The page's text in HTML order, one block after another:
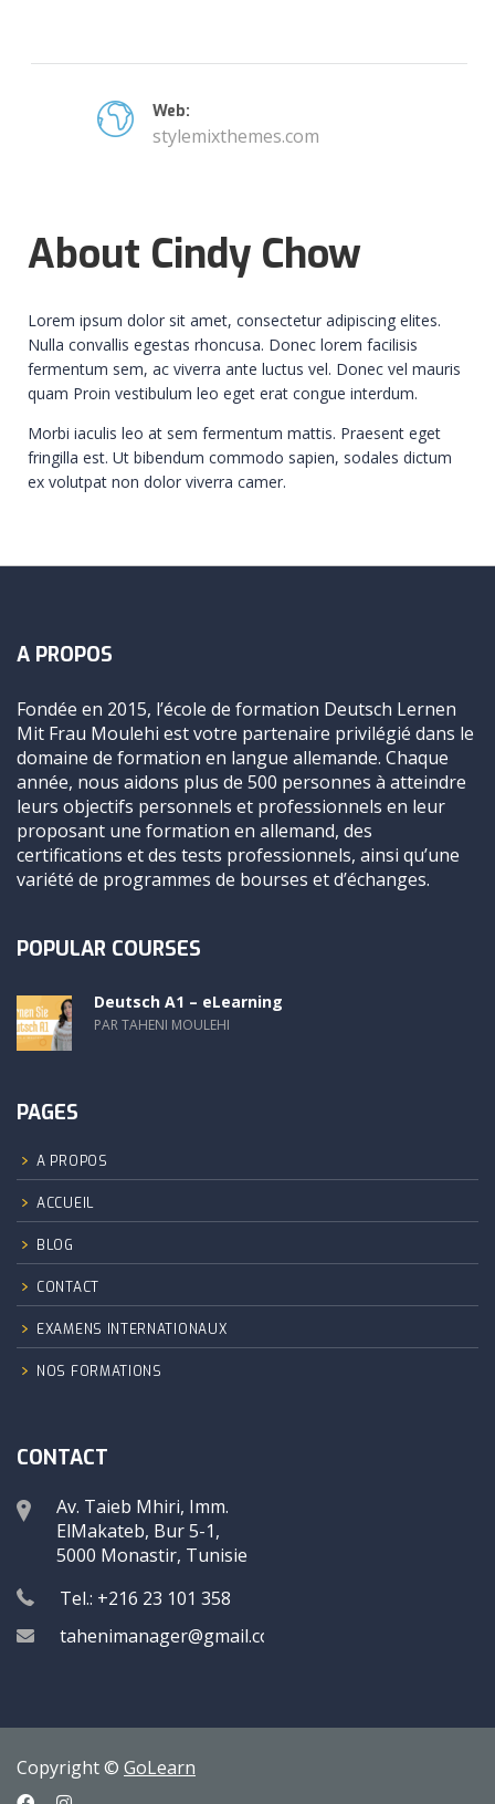
Web:
stylemixthemes.com
About Cindy Chow
Lorem ipsum dolor sit amet, consectetur adipiscing elites.
Nulla convallis egestas rhoncusa. Donec lorem facilisis
fermentum sem, ac viverra ante luctus vel. Donec vel mauris
quam Proin vestibulum leo eget erat congue interdum.
Morbi iaculis leo at sem fermentum mattis. Praesent eget
fringilla est. Ut bibendum commodo sapien, sodales dictum
ex volutpat non dolor viverra camer.
A PROPOS
Fondée en 2015, l’école de formation Deutsch Lernen
Mit Frau Moulehi est votre partenaire privilégié dans le
domaine de formation en langue allemande. Chaque
année, nous aidons plus de 500 personnes à atteindre
leurs objectifs personnels et professionnels en leur
proposant une formation en allemand, des
certifications et des tests professionnels, ainsi qu’une
variété de programmes de bourses et d’échanges.
POPULAR COURSES
Deutsch A1 – eLearning
PAR TAHENI MOULEHI
PAGES
A PROPOS
ACCUEIL
BLOG
CONTACT
EXAMENS INTERNATIONAUX
NOS FORMATIONS
CONTACT
Av. Taieb Mhiri, Imm.
ElMakateb, Bur 5-1,
5000 Monastir, Tunisie
Tel.: +216 23 101 358
tahenimanager@gmail.com
Copyright © GoLearn